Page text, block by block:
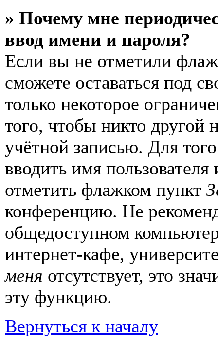
» Почему мне
ввод имени и пароля?
Если вы не отметили
сможете оставаться под
только некоторое
того, чтобы никто другой
учётной записью. Для
вводить имя
отметить флажком пункт
конференцию. Не
общедоступном
интернет-кафе,
меня отсутствует, это
эту функцию.
Вернуться к началу